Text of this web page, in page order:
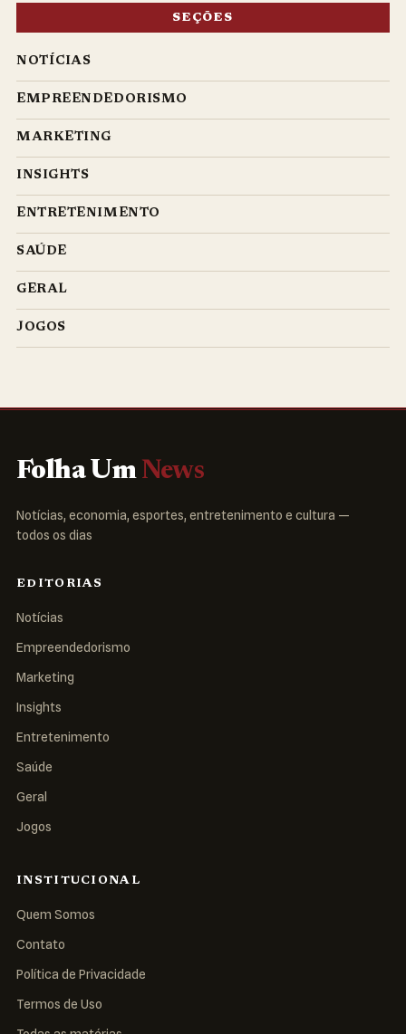
SEÇÕES
NOTÍCIAS
EMPREENDEDORISMO
MARKETING
INSIGHTS
ENTRETENIMENTO
SAÚDE
GERAL
JOGOS
Folha Um News
Notícias, economia, esportes, entretenimento e cultura —
todos os dias
EDITORIAS
Notícias
Empreendedorismo
Marketing
Insights
Entretenimento
Saúde
Geral
Jogos
INSTITUCIONAL
Quem Somos
Contato
Política de Privacidade
Termos de Uso